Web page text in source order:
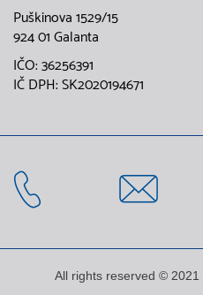
Puškinova 1529/15
924 01 Galanta
IČO: 36256391
IČ DPH: SK2020194671
All rights reserved © 2021